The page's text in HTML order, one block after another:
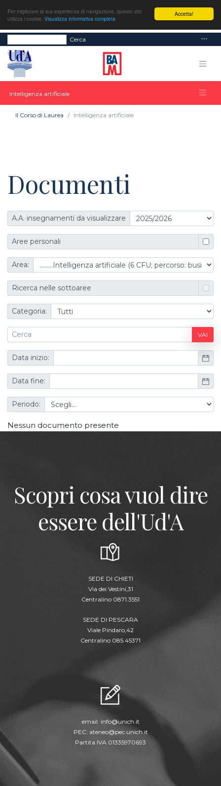
Accetta!
Per migliorare la tua esperienza di navigazione, questo sito
utilizza i cookie. Visualizza informativa completa
Cerca
Intelligenza artificiale
Il Corso di Laurea Intelligenza artificiale
Documenti
A.A. insegnamenti da visualizzare
Aree personali
Area:
Ricerca nelle sottoaree
Categoria:
VAI
Data inizio:
Data fine:
Periodo:
Nessun documento presente
Scopri cosa vuol dire
essere dell'Ud'A
SEDE DI CHIETI
Via dei Vestini,31
Centralino 0871.3551
SEDE DI PESCARA
Viale Pindaro,42
Centralino 085.45371
email: info@unich.it
PEC: ateneo@pec.unich.it
Partita IVA 01335970693